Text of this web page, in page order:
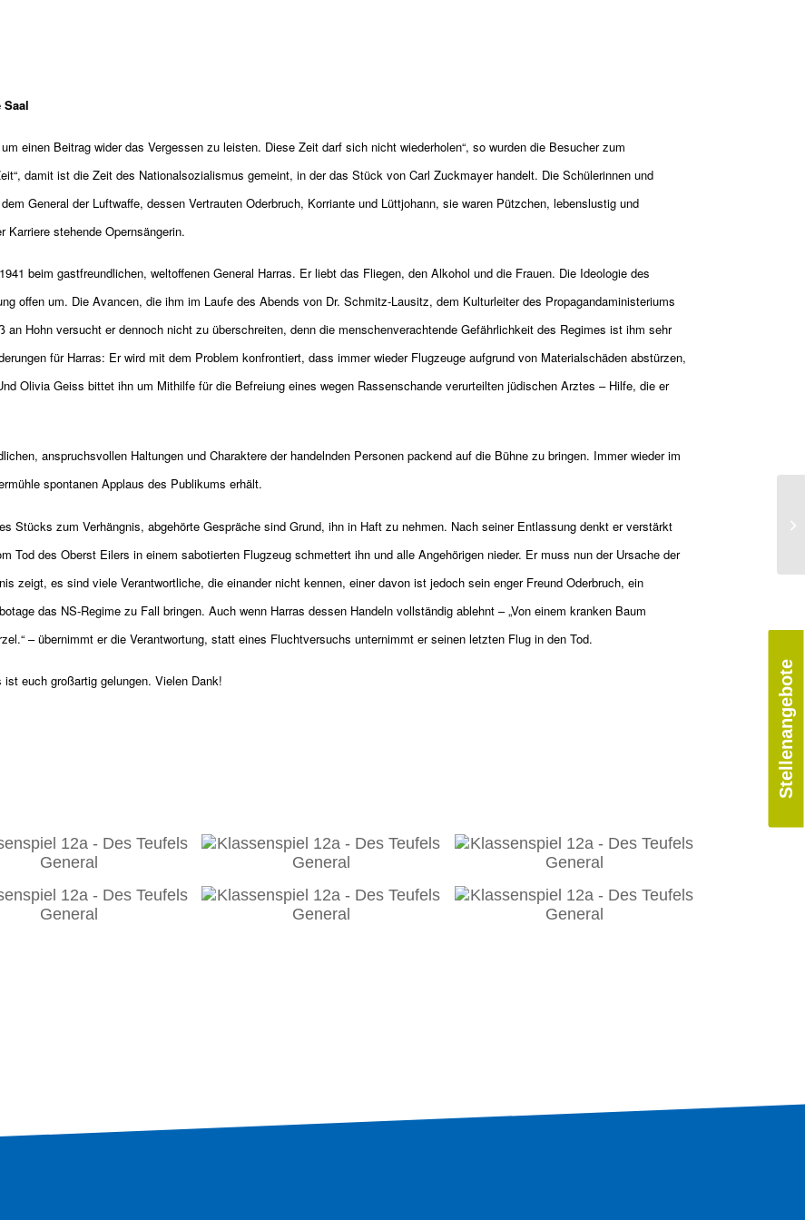
Stellenangebote
Saal
einen Beitrag wider das Vergessen zu leisten. Diese Zeit darf sich nicht wiederholen“, so wurden die Besucher zum
damit ist die Zeit des Nationalsozialismus gemeint, in der das Stück von Carl Zuckmayer handelt. Die Schülerinnen und
General der Luftwaffe, dessen Vertrauten Oderbruch, Korriante und Lüttjohann, sie waren Pützchen, lebenslustig und
Karriere stehende Opernsängerin.
beim gastfreundlichen, weltoffenen General Harras. Er liebt das Fliegen, den Alkohol und die Frauen. Die Ideologie des
offen um. Die Avancen, die ihm im Laufe des Abends von Dr. Schmitz-Lausitz, dem Kulturleiter des Propagandaministeriums
Hohn versucht er dennoch nicht zu überschreiten, denn die menschenverachtende Gefährlichkeit des Regimes ist ihm sehr
für Harras: Er wird mit dem Problem konfrontiert, dass immer wieder Flugzeuge aufgrund von Materialschäden abstürzen,
Olivia Geiss bittet ihn um Mithilfe für die Befreiung eines wegen Rassenschande verurteilten jüdischen Arztes – Hilfe, die er
anspruchsvollen Haltungen und Charaktere der handelnden Personen packend auf die Bühne zu bringen. Immer wieder im
spontanen Applaus des Publikums erhält.
Stücks zum Verhängnis, abgehörte Gespräche sind Grund, ihn in Haft zu nehmen. Nach seiner Entlassung denkt er verstärkt
Tod des Oberst Eilers in einem sabotierten Flugzeug schmettert ihn und alle Angehörigen nieder. Er muss nun der Ursache der
zeigt, es sind viele Verantwortliche, die einander nicht kennen, einer davon ist jedoch sein enger Freund Oderbruch, ein
das NS-Regime zu Fall bringen. Auch wenn Harras dessen Handeln vollständig ablehnt – „Von einem kranken Baum
– übernimmt er die Verantwortung, statt eines Fluchtversuchs unternimmt er seinen letzten Flug in den Tod.
euch großartig gelungen. Vielen Dank!